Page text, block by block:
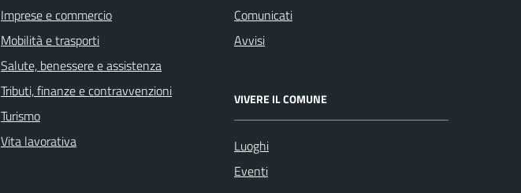
Imprese e commercio
Mobilità e trasporti
Salute, benessere e assistenza
Tributi, finanze e contravvenzioni
Turismo
Vita lavorativa
Comunicati
Avvisi
VIVERE IL COMUNE
Luoghi
Eventi